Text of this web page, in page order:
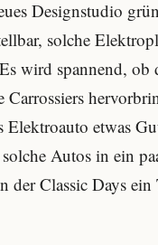
Designstudio
solche
wird spannend, ob
Carrossiers
Elektroauto etwas
Autos in ein
der Classic Days ein